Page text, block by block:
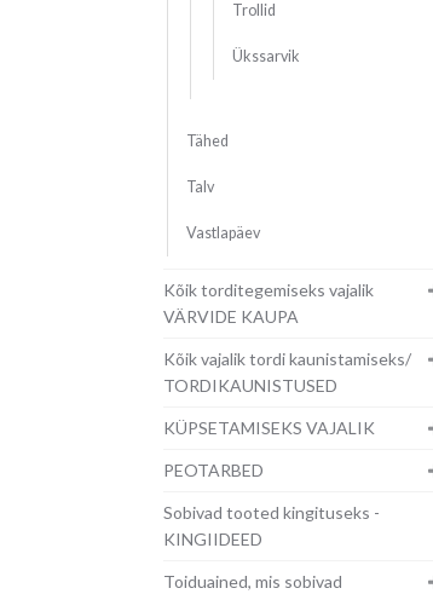
Trollid
Ükssarvik
Tähed
Talv
Vastlapäev
Kõik torditegemiseks vajalik
VÄRVIDE KAUPA
Kõik vajalik tordi kaunistamiseks/
TORDIKAUNISTUSED
KÜPSETAMISEKS VAJALIK
PEOTARBED
Sobivad tooted kingituseks -
KINGIIDEED
Toiduained, mis sobivad